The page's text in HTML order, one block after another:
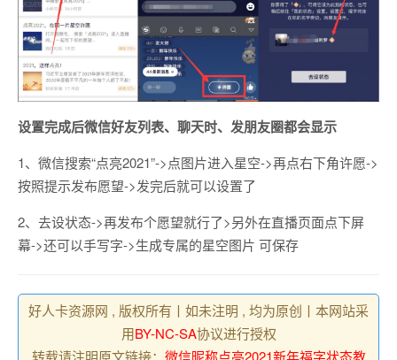
设置完成后微信好友列表、聊天时、发朋友圈都会显示
1、微信搜索“点亮2021”->点图片进入星空->再点右下角许愿->
按照提示发布愿望->发完后就可以设置了
2、去设状态->再发布个愿望就行了>另外在直播页面点下屏
幕->还可以手写字->生成专属的星空图片 可保存
好人卡资源网 , 版权所有丨如未注明 , 均为原创丨本网站采
用BY-NC-SA协议进行授权
转载请注明原文链接： 微信昵称点亮2021新年福字状态教